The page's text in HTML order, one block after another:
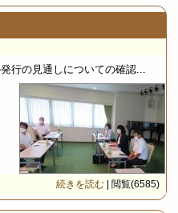
行の見通しについての確認...
続きを読む | 閲覧(6585)